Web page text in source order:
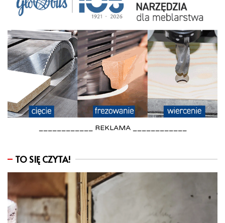
____________ REKLAMA ____________
TO SIĘ CZYTA!